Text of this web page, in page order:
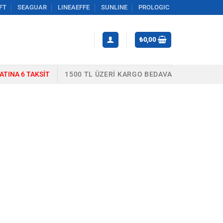
SEAGUAR LINEAEFFE SUNLINE PROLOGIC
₺0,00
6 TAKSIT 1500 TL ÜZERI KARGO BEDAVA